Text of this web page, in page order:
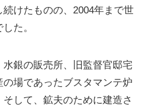
けたものの、2004年まで世
た。
水銀の販売所、旧監督官邸宅
場であったブスタマンテ炉
して、鉱夫のために建造さ